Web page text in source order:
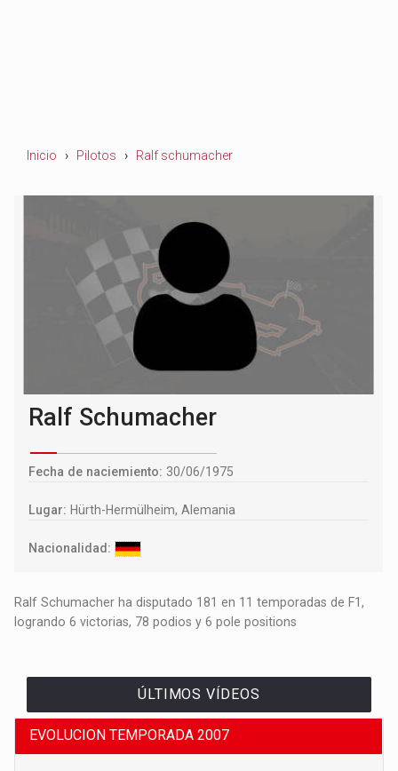
Inicio Pilotos Ralf schumacher
Ralf Schumacher
Fecha de naciemiento: 30/06/1975
Lugar: Hürth-Hermülheim, Alemania
Nacionalidad:
Ralf Schumacher ha disputado 181 en 11 temporadas de F1,
logrando 6 victorias, 78 podios y 6 pole positions
ÚLTIMOS VÍDEOS
EVOLUCION TEMPORADA 2007